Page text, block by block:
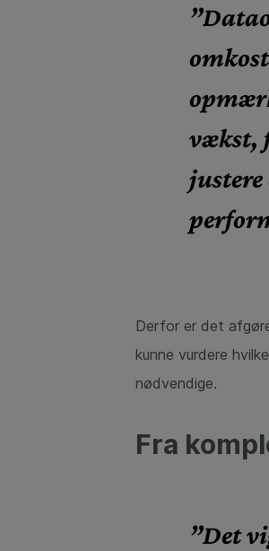
vækst,
Derfor er det
kunne vurdere
nødvendige.
Fra
”Det